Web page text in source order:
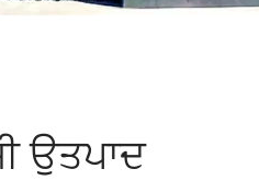
ਉਤਪਾਦ